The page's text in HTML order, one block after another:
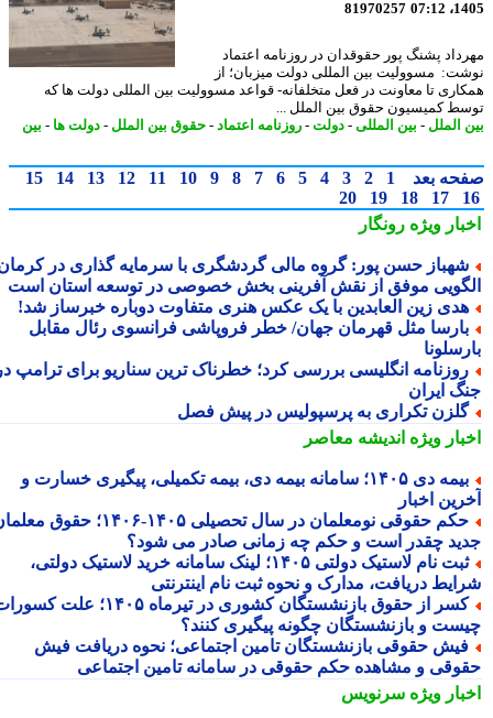
81970257
پشنگ پور حقوقدان در روزنامه اعتماد
مسوولیت بین المللی دولت میزبان؛ از
تا معاونت در فعل متخلفانه- قواعد مسوولیت بین المللی دولت ها که
کمیسیون حقوق بین الملل ...
الملل-بین المللی-دولت-روزنامه اعتماد-حقوق بین الملل-دولت ها- بین
بعد 1
2
3
4
5
6
7
8
9
10
11
12
13
14
15
17
18
19
20
ویژهرونگار
حسن پور: گروه مالی گردشگری با سرمایه گذاری در کرمان،
موفق از نقش آفرینی بخش خصوصی در توسعه استان است
زین العابدین با یک عکس هنری متفاوت دوباره خبرساز شد!
مثل قهرمان جهان/ خطر فروپاشی فرانسوی رئال مقابل
انگلیسی بررسی کرد؛ خطرناک ترین سناریو برای ترامپ در
ایران
تکراری به پرسپولیس در پیش فصل
ویژهاندیشه معاصر
بیمه دی ۱۴۰۵؛ سامانه بیمه دی، بیمه تکمیلی، پیگیری خسارت و
اخبار
حکم حقوقی نومعلمان در سال تحصیلی ۱۴۰۵-۱۴۰۶؛ حقوق معلمان
چقدر است و حکم چه زمانی صادر می شود؟
ثبت نام لاستیک دولتی ۱۴۰۵؛ لینک سامانه خرید لاستیک دولتی،
دریافت، مدارک و نحوه ثبت نام اینترنتی
کسر از حقوق بازنشستگان کشوری در تیرماه ۱۴۰۵؛ علت کسورات
و بازنشستگان چگونه پیگیری کنند؟
حقوقی بازنشستگان تامین اجتماعی؛ نحوه دریافت فیش
و مشاهده حکم حقوقی در سامانه تامین اجتماعی
ویژهسرنویس